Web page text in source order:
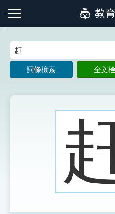
到
主
:::
注音索引圖示 筆畫索引
:::
詞條檢索 全文